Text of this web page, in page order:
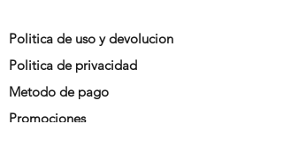
Politica de uso y devolucion
Politica de privacidad
Metodo de pago
Promociones